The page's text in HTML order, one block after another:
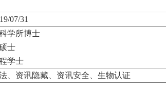
07/31
学所博士
士
学士
、资讯隐藏、资讯安全、生物认证